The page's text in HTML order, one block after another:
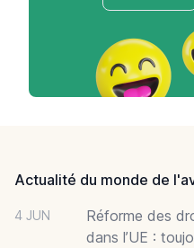
Actualité du monde de
4 JUN
Réforme des
dans l’UE :